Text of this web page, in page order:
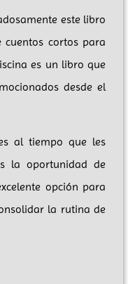
este libro
cuentos cortos para
es un libro que
desde el
al tiempo que les
la oportunidad de
opción para
la rutina de